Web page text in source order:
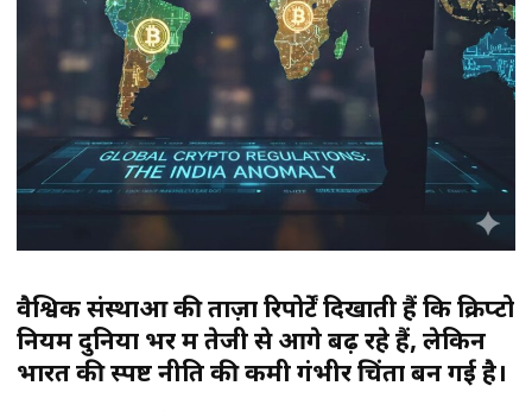
वैश्विक संस्थाओं की ताज़ा रिपोर्टें दिखाती हैं कि क्रिप्टो
नियम दुनिया भर में तेजी से आगे बढ़ रहे हैं, लेकिन
भारत की स्पष्ट नीति की कमी गंभीर चिंता बन गई है।